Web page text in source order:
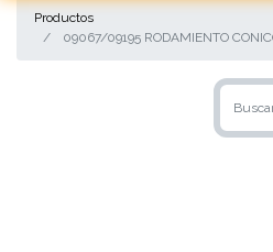
Productos
09067/09195 RODAMIENTO